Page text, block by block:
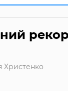
Христенко